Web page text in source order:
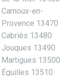
Carnoux-en-
Provence 13470
Cabriès 13480
Jouques 13490
Martigues 13500
Éguilles 13510